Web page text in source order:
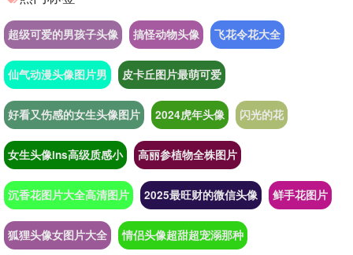
超级可爱的男孩子头像 搞怪动物头像 飞花令花大全
仙气动漫头像图片男 皮卡丘图片最萌可爱
好看又伤感的女生头像图片 2024虎年头像 闪光的花
女生头像ins高级质感小 高丽参植物全株图片
沉香花图片大全高清图片 2025最旺财的微信头像 鲜手花图片
狐狸头像女图片大全 情侣头像超甜超宠溺那种